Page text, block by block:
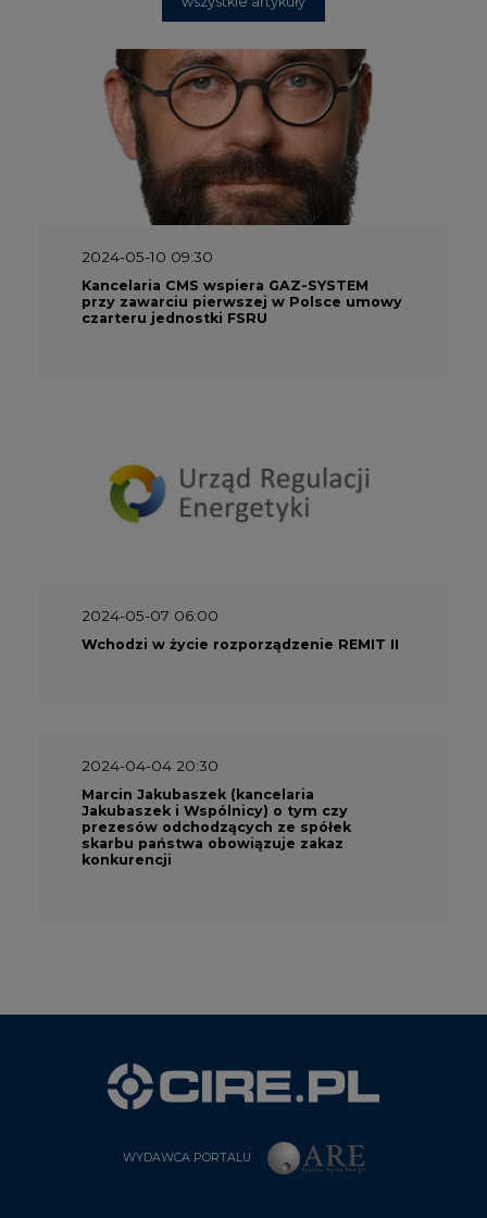
2024-05-10 09:30
Kancelaria CMS wspiera GAZ-SYSTEM
przy zawarciu pierwszej w Polsce umowy
czarteru jednostki FSRU
2024-05-07 06:00
Wchodzi w życie rozporządzenie REMIT II
2024-04-04 20:30
Marcin Jakubaszek (kancelaria
Jakubaszek i Wspólnicy) o tym czy
prezesów odchodzących ze spółek
skarbu państwa obowiązuje zakaz
konkurencji
WYDAWCA PORTALU